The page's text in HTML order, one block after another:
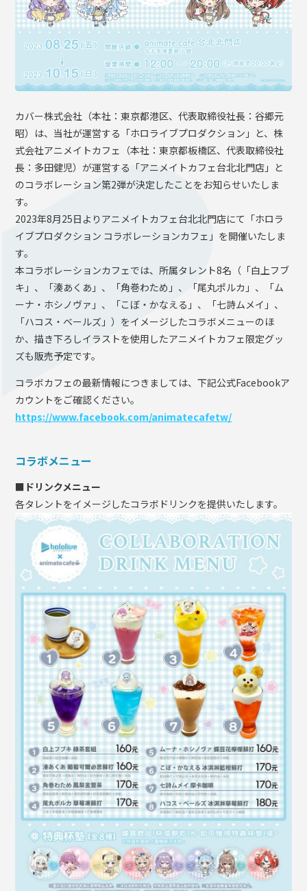
未成年の方々へのお願い
二次創作ガイドライン
よくある質問
サポーターガイドライン
カバー株式会社（本社：東京都港区、代表取締役社長：谷郷元
昭）は、当社が運営する「ホロライブプロダクション」と、株
式会社アニメイトカフェ（本社：東京都板橋区、代表取締役社
長：多田健児）が運営する「アニメイトカフェ台北北門店」と
のコラボレーション第2弾が決定したことをお知らせいたしま
す。
2023年8月25日よりアニメイトカフェ台北北門店にて「ホロラ
イブプロダクション コラボレーションカフェ」を開催いたしま
す。
本コラボレーションカフェでは、所属タレント8名（「白上フブ
キ」、「湊あくあ」、「角巻わため」、「尾丸ポルカ」、「ム
ーナ・ホシノヴァ」、「こぼ・かなえる」、「七詩ムメイ」、
「ハコス・ベールズ」）をイメージしたコラボメニューのほ
か、描き下ろしイラストを使用したアニメイトカフェ限定グッ
ズも販売予定です。
コラボカフェの最新情報につきましては、下記公式Facebookア
カウントをご確認ください。
https://www.facebook.com/animatecafetw/
コラボメニュー
■ドリンクメニュー
各タレントをイメージしたコラボドリンクを提供いたします。